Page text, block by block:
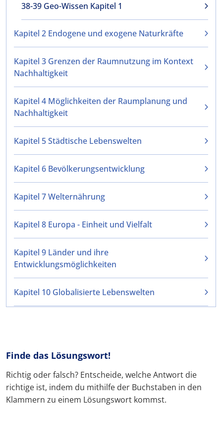
38-39 Geo-Wissen Kapitel 1
Kapitel 2 Endogene und exogene Naturkräfte
Kapitel 3 Grenzen der Raumnutzung im Kontext
Nachhaltigkeit
Kapitel 4 Möglichkeiten der Raumplanung und
Nachhaltigkeit
Kapitel 5 Städtische Lebenswelten
Kapitel 6 Bevölkerungsentwicklung
Kapitel 7 Welternährung
Kapitel 8 Europa - Einheit und Vielfalt
Kapitel 9 Länder und ihre
Entwicklungsmöglichkeiten
Kapitel 10 Globalisierte Lebenswelten
Finde das Lösungswort!
Richtig oder falsch? Entscheide, welche Antwort die
richtige ist, indem du mithilfe der Buchstaben in den
Klammern zu einem Lösungswort kommst.